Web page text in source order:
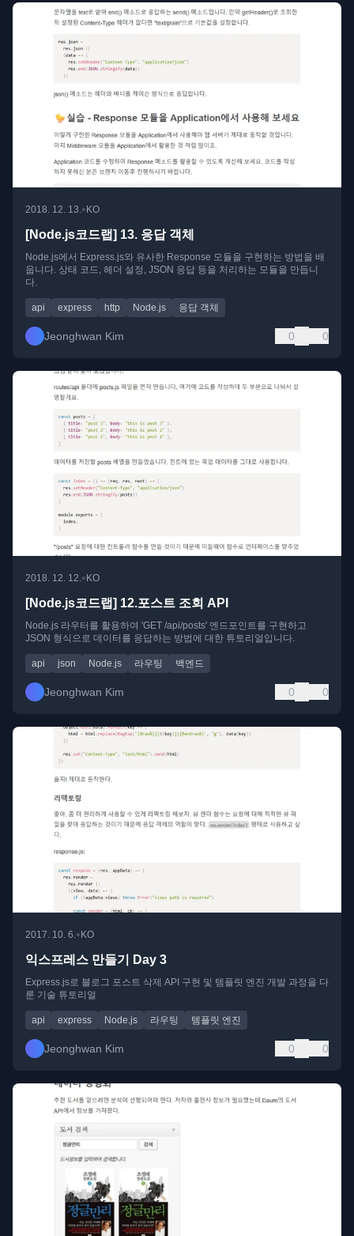
2018. 12. 13.• KO
[Node.js코드랩] 13. 응답 객체
Node.js에서 Express.js와 유사한 Response 모듈을 구현하는 방법을 배
웁니다. 상태 코드, 헤더 설정, JSON 응답 등을 처리하는 모듈을 만듭니
다.
api express http Node.js 응답 객체
Jeonghwan Kim 0 0
2018. 12. 12.• KO
[Node.js코드랩] 12.포스트 조회 API
Node.js 라우터를 활용하여 'GET /api/posts' 엔드포인트를 구현하고
JSON 형식으로 데이터를 응답하는 방법에 대한 튜토리얼입니다.
api json Node.js 라우팅 백엔드
Jeonghwan Kim 0 0
2017. 10. 6. •KO
익스프레스 만들기 Day 3
Express.js로 블로그 포스트 삭제 API 구현 및 템플릿 엔진 개발 과정을 다
룬 기술 튜토리얼
api express Node.js 라우팅 템플릿 엔진
Jeonghwan Kim 0 0